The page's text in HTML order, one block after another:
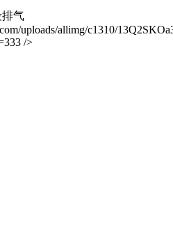
气
uploads/allimg/c1310/
/>